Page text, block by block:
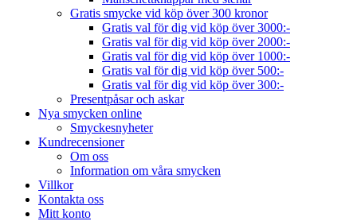
Gratis smycke vid köp över 300 kronor
Gratis val för dig vid köp över 3000:-
Gratis val för dig vid köp över 2000:-
Gratis val för dig vid köp över 1000:-
Gratis val för dig vid köp över 500:-
Gratis val för dig vid köp över 300:-
Presentpåsar och askar
Nya smycken online
Smyckesnyheter
Kundrecensioner
Om oss
Information om våra smycken
Villkor
Kontakta oss
Mitt konto